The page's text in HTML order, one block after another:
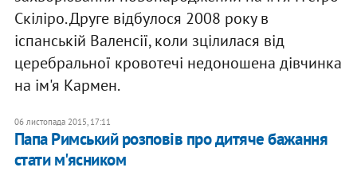
Скіліро. Друге відбулося 2008 року в
іспанській Валенсії, коли зцілилася від
церебральної кровотечі недоношена дівчинка
на ім'я Кармен.
06 листопада 2015, 17:11
Папа Римський розповів про дитяче бажання
стати м'ясником